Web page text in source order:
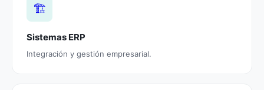
🏗️
Sistemas ERP
Integración y gestión empresarial.